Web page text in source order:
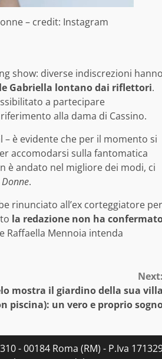
– credit: Instagram
show: diverse indiscrezioni
Gabriella lontano dai riflettori.
a partecipare
alla dama di Cassino.
è evidente che per il momento si
accomodarsi sulla fantomatica
è andato nel migliore dei modi, ci
.
rinunciato all’ex corteggiatore per
la redazione non ha
Raffaella Mennoia intenda
mostra il giardino della sua
piscina): un vero e proprio
- 00184 Roma (RM) - P.Iva